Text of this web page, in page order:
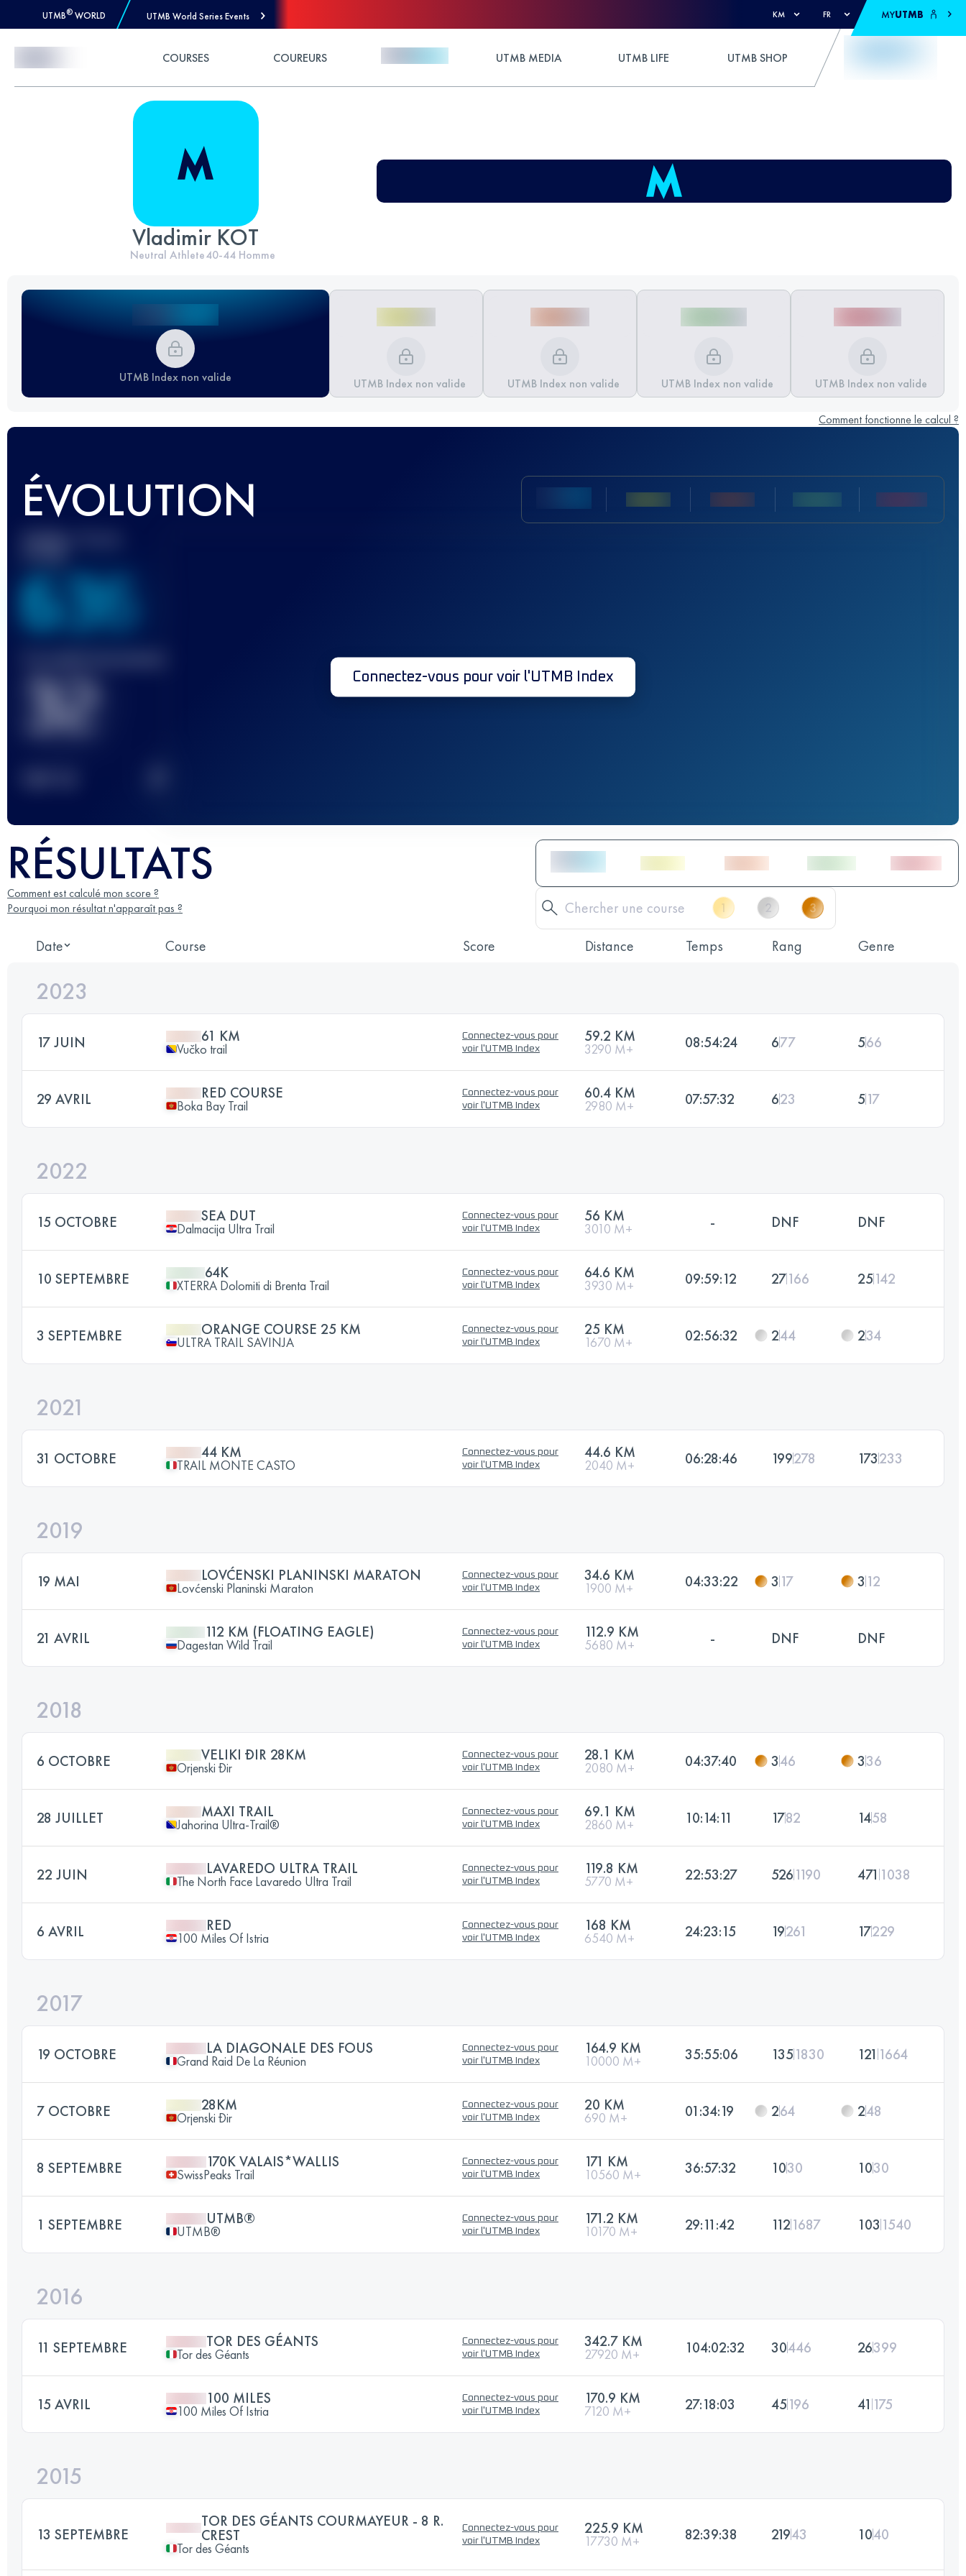
UTMB® WORLD UTMB World Series Events KM FR MYUTMB
COURSES COUREURS UTMB MEDIA UTMB LIFE UTMB SHOP
Vladimir KOT
Neutral Athlete40-44 Homme
UTMB Index non valide UTMB Index non valide UTMB Index non valide UTMB Index non valide UTMB Index non valide
Comment fonctionne le calcul ?
ÉVOLUTION
Meilleur Score
636
32 Connectez-vous pour voir l'UTMB Index
RÉSULTATS
Comment est calculé mon score ?
Pourquoi mon résultat n'apparaît pas ?
Date Course Score Distance Temps Rang Genre
2023
17 JUIN 61 KM
Vučko trail
Connectez-vous pour
voir l'UTMB Index
59.2 KM
3290 M+ 08:54:24 677 566
29 AVRIL RED COURSE
Boka Bay Trail
Connectez-vous pour
voir l'UTMB Index
60.4 KM
2980 M+ 07:57:32 623 517
2022
15 OCTOBRE SEA DUT
Dalmacija Ultra Trail
Connectez-vous pour
voir l'UTMB Index
56 KM
3010 M+ - DNF DNF
10 SEPTEMBRE 64K
XTERRA Dolomiti di Brenta Trail
Connectez-vous pour
voir l'UTMB Index
64.6 KM
3930 M+ 09:59:12 27166 25142
3 SEPTEMBRE ORANGE COURSE 25 KM
ULTRA TRAIL SAVINJA
Connectez-vous pour
voir l'UTMB Index
25 KM
1670 M+ 02:56:32 244 234
2021
31 OCTOBRE 44 KM
TRAIL MONTE CASTO
Connectez-vous pour
voir l'UTMB Index
44.6 KM
2040 M+ 06:28:46 199278 173233
2019
19 MAI LOVĆENSKI PLANINSKI MARATON
Lovćenski Planinski Maraton
Connectez-vous pour
voir l'UTMB Index
34.6 KM
1900 M+ 04:33:22 3 17 3 12
21 AVRIL 112 KM (FLOATING EAGLE)
Dagestan Wild Trail
Connectez-vous pour
voir l'UTMB Index
112.9 KM
5680 M+ - DNF DNF
2018
6 OCTOBRE VELIKI ĐIR 28KM
Orjenski Đir
Connectez-vous pour
voir l'UTMB Index
28.1 KM
2080 M+ 04:37:40 346 336
28 JUILLET MAXI TRAIL
Jahorina Ultra-Trail®
Connectez-vous pour
voir l'UTMB Index
69.1 KM
2860 M+ 10:14:11 1782 1458
22 JUIN LAVAREDO ULTRA TRAIL
The North Face Lavaredo Ultra Trail
Connectez-vous pour
voir l'UTMB Index
119.8 KM
5770 M+ 22:53:27 5261190 471 1038
6 AVRIL RED
100 Miles Of Istria
Connectez-vous pour
voir l'UTMB Index
168 KM
6540 M+ 24:23:15 19261 17229
2017
19 OCTOBRE LA DIAGONALE DES FOUS
Grand Raid De La Réunion
Connectez-vous pour
voir l'UTMB Index
164.9 KM
10000 M+ 35:55:06 1351830 121 1664
7 OCTOBRE 28KM
Orjenski Đir
Connectez-vous pour
voir l'UTMB Index
20 KM
690 M+ 01:34:19 264 248
8 SEPTEMBRE 170K VALAIS*WALLIS
SwissPeaks Trail
Connectez-vous pour
voir l'UTMB Index
171 KM
10560 M+ 36:57:32 1030 1030
1 SEPTEMBRE UTMB®
UTMB®
Connectez-vous pour
voir l'UTMB Index
171.2 KM
10170 M+ 29:11:42 1121687 103 1540
2016
11 SEPTEMBRE TOR DES GÉANTS
Tor des Géants
Connectez-vous pour
voir l'UTMB Index
342.7 KM
27920 M+ 104:02:32 30446 26399
15 AVRIL 100 MILES
100 Miles Of Istria
Connectez-vous pour
voir l'UTMB Index
170.9 KM
7120 M+ 27:18:03 45196 41 175
2015
13 SEPTEMBRE
TOR DES GÉANTS COURMAYEUR - 8 R.
CREST
Tor des Géants
Connectez-vous pour
voir l'UTMB Index
225.9 KM
17730 M+ 82:39:38 21943 1040